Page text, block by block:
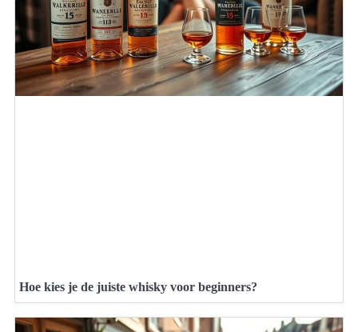
Hoe kies je de juiste whisky voor beginners?